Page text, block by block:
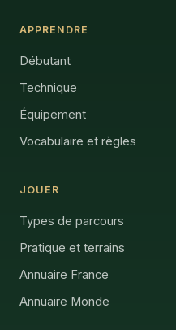
APPRENDRE
Débutant
Technique
Équipement
Vocabulaire et règles
JOUER
Types de parcours
Pratique et terrains
Annuaire France
Annuaire Monde